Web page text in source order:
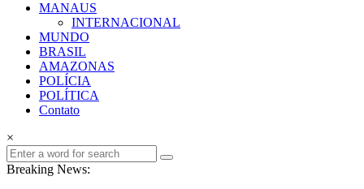
Japonês
Japão
mais
perto
MANAUS
INTERNACIONAL
MUNDO
BRASIL
AMAZONAS
POLÍCIA
POLÍTICA
Contato
×
Breaking News: